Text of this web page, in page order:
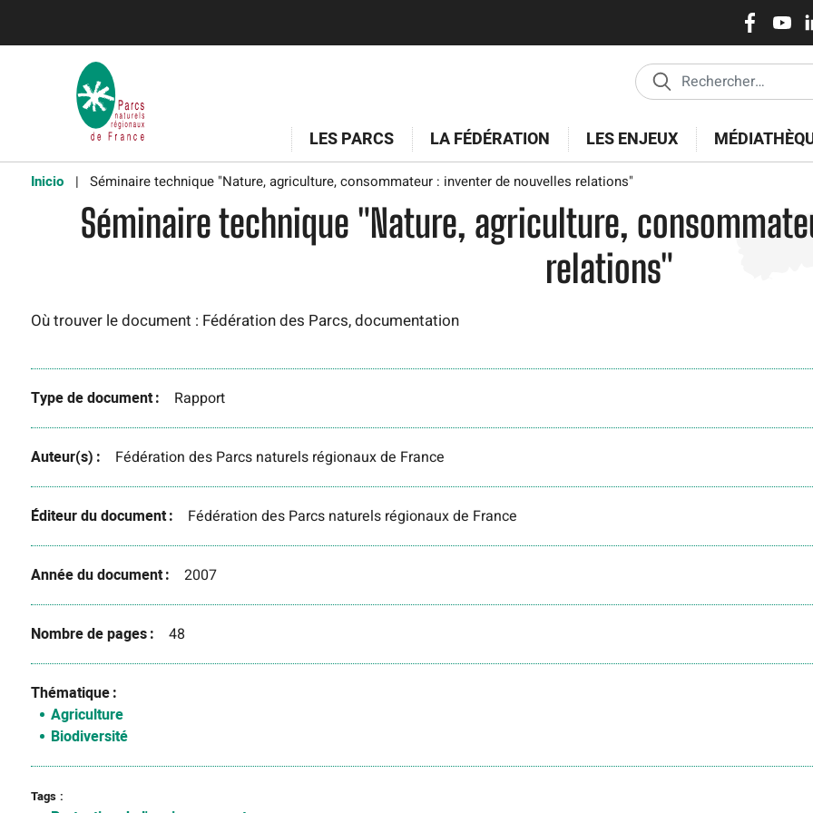
principal
Réseaux
sociaux
LES PARCS LA FÉDÉRATION LES ENJEUX
Inicio Séminaire technique "Nature, agriculture, consommateur : inventer de nouvelles relations"
Séminaire technique "Nature, agriculture,
relations"
Où trouver le document : Fédération des Parcs, documentation
Type de document Rapport
Auteur(s) Fédération des Parcs naturels régionaux de France
Éditeur du document Fédération des Parcs naturels régionaux de France
Année du document 2007
Nombre de pages 48
Thématique
Agriculture
Biodiversité
Tags